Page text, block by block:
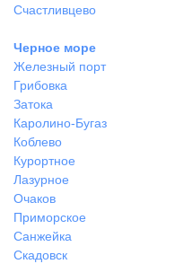
Счастливцево
Черное море
Железный порт
Грибовка
Затока
Каролино-Бугаз
Коблево
Курортное
Лазурное
Очаков
Приморское
Санжейка
Скадовск